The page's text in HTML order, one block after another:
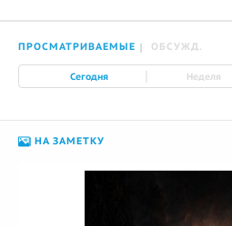
ПРОСМАТРИВАЕМЫЕ ОБСУЖД.
Сегодня Неделя
НА ЗАМЕТКУ